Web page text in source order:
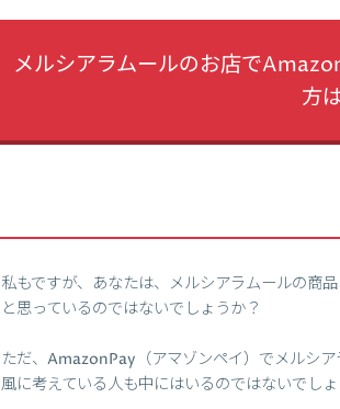
メルシアラムールのお店で
方
私もですが、あなたは、メルシアラムールの商
と思っているのではないでしょうか？
ただ、AmazonPay（アマゾンペイ）でメルシ
風に考えている人も中にはいるのではないでしょ